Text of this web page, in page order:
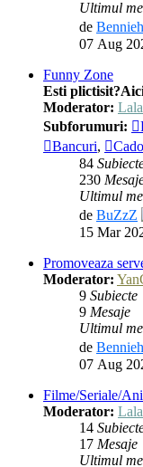
Ultimul
de
07 Aug
Funny Zone
Esti
Moderator:
Subforumuri:
Bancuri,
84
230
Ultimul
de BuZzZ
15 Mar
Promoveaza
Moderator:
9 Subiecte
9 Mesaje
Ultimul
de
07 Aug
Filme/Seriale/
Moderator:
14
17 Mesaje
Ultimul